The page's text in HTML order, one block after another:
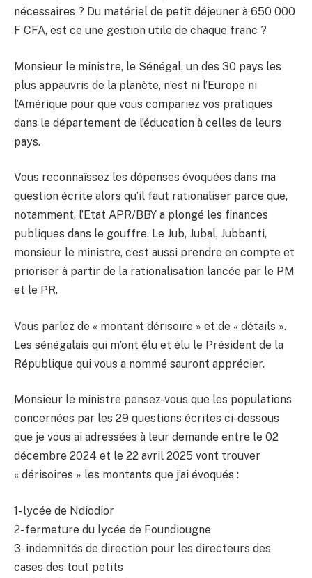
nécessaires ? Du matériel de petit déjeuner à 650 000
F CFA, est ce une gestion utile de chaque franc ?
Monsieur le ministre, le Sénégal, un des 30 pays les
plus appauvris de la planète, n’est ni l’Europe ni
l’Amérique pour que vous compariez vos pratiques
dans le département de l’éducation à celles de leurs
pays.
Vous reconnaîssez les dépenses évoquées dans ma
question écrite alors qu’il faut rationaliser parce que,
notamment, l’Etat APR/BBY a plongé les finances
publiques dans le gouffre. Le Jub, Jubal, Jubbanti,
monsieur le ministre, c’est aussi prendre en compte et
prioriser à partir de la rationalisation lancée par le PM
et le PR.
Vous parlez de « montant dérisoire » et de « détails ».
Les sénégalais qui m’ont élu et élu le Président de la
République qui vous a nommé sauront apprécier.
Monsieur le ministre pensez-vous que les populations
concernées par les 29 questions écrites ci-dessous
que je vous ai adressées à leur demande entre le 02
décembre 2024 et le 22 avril 2025 vont trouver
« dérisoires » les montants que j’ai évoqués :
1- lycée de Ndiodior
2- fermeture du lycée de Foundiougne
3- indemnités de direction pour les directeurs des
cases des tout petits